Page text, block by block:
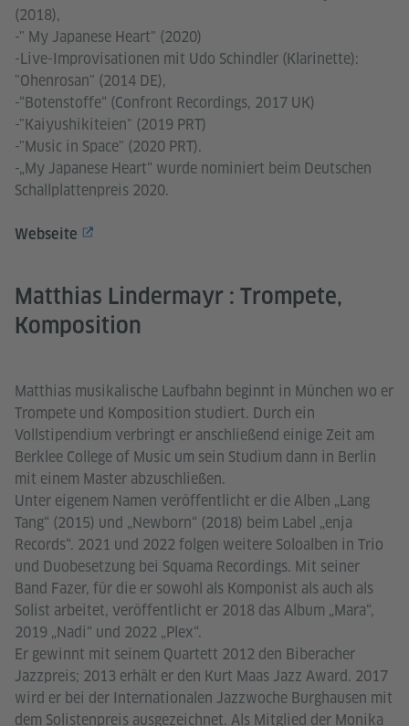
(2018),
-" My Japanese Heart" (2020)
-Live-Improvisationen mit Udo Schindler (Klarinette):
"Ohenrosan" (2014 DE),
-“Botenstoffe“ (Confront Recordings, 2017 UK)
-"Kaiyushikiteien" (2019 PRT)
-"Music in Space" (2020 PRT).
-„My Japanese Heart“ wurde nominiert beim Deutschen
Schallplattenpreis 2020.
Webseite
Matthias Lindermayr : Trompete,
Komposition
Matthias musikalische Laufbahn beginnt in München wo er
Trompete und Komposition studiert. Durch ein
Vollstipendium verbringt er anschließend einige Zeit am
Berklee College of Music um sein Studium dann in Berlin
mit einem Master abzuschließen.
Unter eigenem Namen veröffentlicht er die Alben „Lang
Tang“ (2015) und „Newborn“ (2018) beim Label „enja
Records“. 2021 und 2022 folgen weitere Soloalben in Trio
und Duobesetzung bei Squama Recordings. Mit seiner
Band Fazer, für die er sowohl als Komponist als auch als
Solist arbeitet, veröffentlicht er 2018 das Album „Mara“,
2019 „Nadi“ und 2022 „Plex“.
Er gewinnt mit seinem Quartett 2012 den Biberacher
Jazzpreis; 2013 erhält er den Kurt Maas Jazz Award. 2017
wird er bei der Internationalen Jazzwoche Burghausen mit
dem Solistenpreis ausgezeichnet. Als Mitglied der Monika